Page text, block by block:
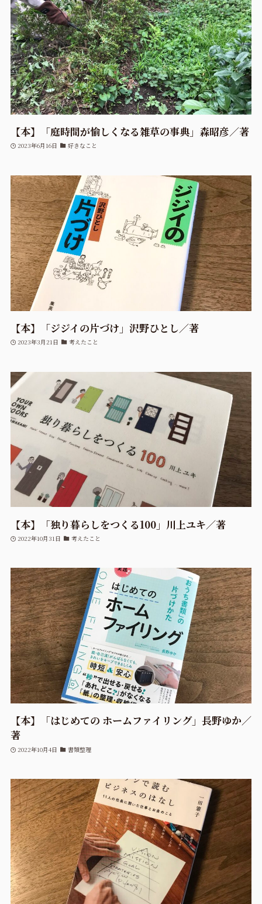
【本】「庭時間が愉しくなる雑草の事典」森昭彦／著
2023年6月16日 好きなこと
【本】「ジジイの片づけ」沢野ひとし／著
2023年3月21日 考えたこと
【本】「独り暮らしをつくる100」川上ユキ／著
2022年10月31日 考えたこと
【本】「はじめての ホームファイリング」長野ゆか／
著
2022年10月4日 書類整理